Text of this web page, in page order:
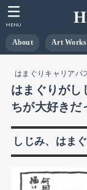
About Art Works
MENU
はまぐりキャリアパ
はまぐりがし
ちが大好き
しじみ、はま